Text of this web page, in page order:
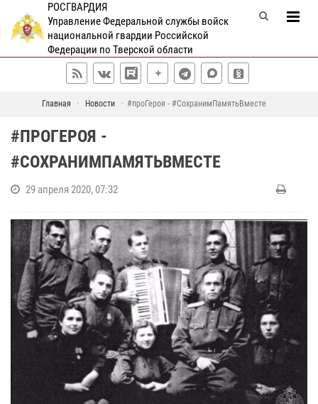
РОСГВАРДИЯ
Управление Федеральной службы войск
национальной гвардии Российской
Федерации по Тверской области
Главная Новости #проГероя - #СохранимПамятьВместе
#ПРОГЕРОЯ -
#СОХРАНИМПАМЯТЬВМЕСТЕ
29 апреля 2020, 07:32